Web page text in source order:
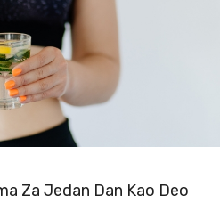
Za Jedan Dan Kao Deo